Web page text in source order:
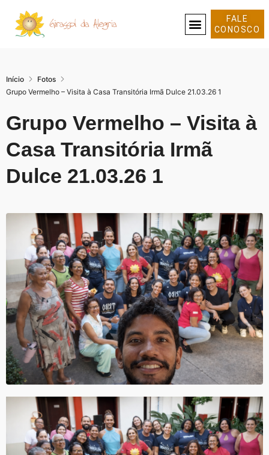
FALE
CONOSCO
Início
Fotos
Grupo Vermelho – Visita à Casa Transitória Irmã Dulce 21.03.26 1
Grupo Vermelho – Visita à
Casa Transitória Irmã
Dulce 21.03.26 1